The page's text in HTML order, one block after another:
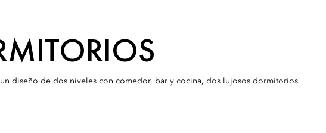
diseño de dos niveles con comedor, bar y cocina, dos lujosos dormitorios